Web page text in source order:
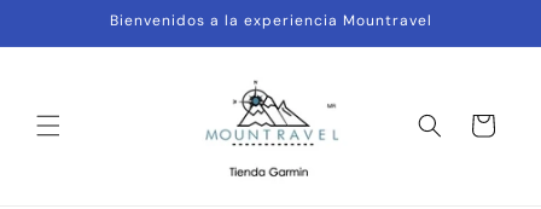
directamente
al contenido
Bienvenidos a la experiencia Mountravel
Carrito